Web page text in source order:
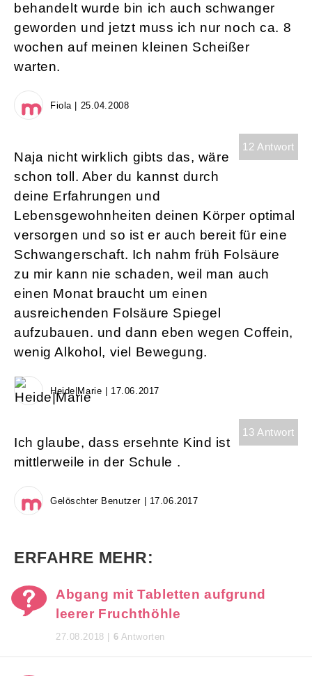
behandelt wurde bin ich auch schwanger
geworden und jetzt muss ich nur noch ca. 8
wochen auf meinen kleinen Scheißer
warten.
Fiola | 25.04.2008
12 Antwort
Naja nicht wirklich gibts das, wäre
schon toll. Aber du kannst durch
deine Erfahrungen und
Lebensgewohnheiten deinen Körper optimal
versorgen und so ist er auch bereit für eine
Schwangerschaft. Ich nahm früh Folsäure
zu mir kann nie schaden, weil man auch
einen Monat braucht um einen
ausreichenden Folsäure Spiegel
aufzubauen. und dann eben wegen Coffein,
wenig Alkohol, viel Bewegung.
Heide|Marie | 17.06.2017
13 Antwort
Ich glaube, dass ersehnte Kind ist
mittlerweile in der Schule .
Gelöschter Benutzer | 17.06.2017
ERFAHRE MEHR:
Abgang mit Tabletten aufgrund
leerer Fruchthöhle
27.08.2018 | 6 Antworten